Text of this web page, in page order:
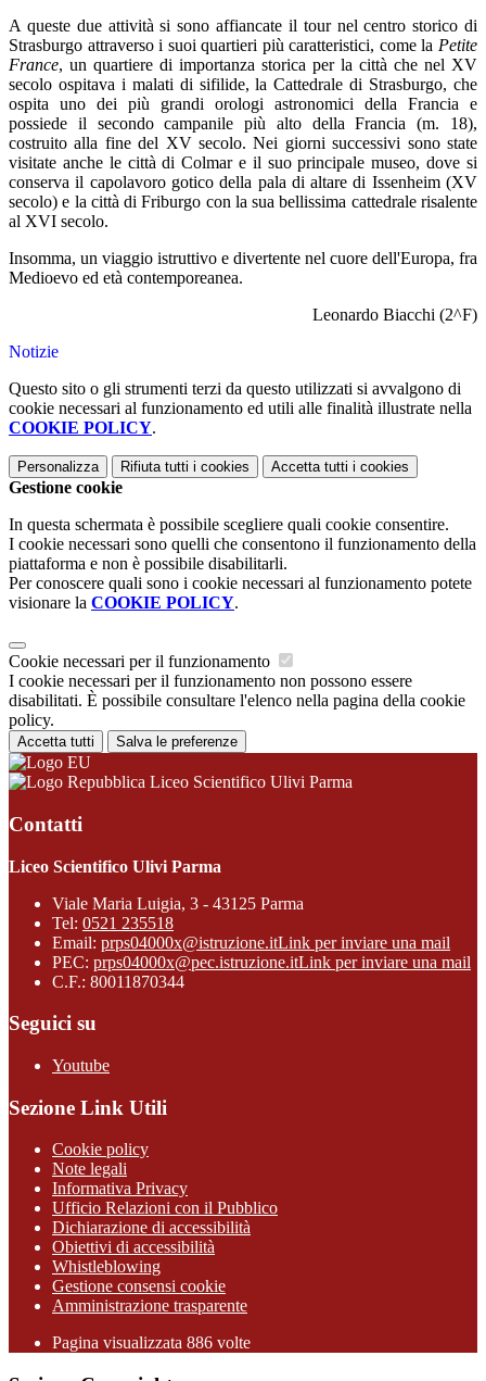
A queste due attività si sono affiancate il tour nel centro storico di
Strasburgo attraverso i suoi quartieri più caratteristici, come la Petite
France, un quartiere di importanza storica per la città che nel XV
secolo ospitava i malati di sifilide, la Cattedrale di Strasburgo, che
ospita uno dei più grandi orologi astronomici della Francia e
possiede il secondo campanile più alto della Francia (m. 18),
costruito alla fine del XV secolo. Nei giorni successivi sono state
visitate anche le città di Colmar e il suo principale museo, dove si
conserva il capolavoro gotico della pala di altare di Issenheim (XV
secolo) e la città di Friburgo con la sua bellissima cattedrale risalente
al XVI secolo.
Insomma, un viaggio istruttivo e divertente nel cuore dell'Europa, fra
Medioevo ed età contemporeanea.
Leonardo Biacchi (2^F)
Notizie
Questo sito o gli strumenti terzi da questo utilizzati si avvalgono di
cookie necessari al funzionamento ed utili alle finalità illustrate nella
COOKIE POLICY.
Personalizza Rifiuta tutti i cookies Accetta tutti i cookies
Gestione cookie
In questa schermata è possibile scegliere quali cookie consentire.
I cookie necessari sono quelli che consentono il funzionamento della
piattaforma e non è possibile disabilitarli.
Per conoscere quali sono i cookie necessari al funzionamento potete
visionare la COOKIE POLICY.
Cookie necessari per il funzionamento
I cookie necessari per il funzionamento non possono essere
disabilitati. È possibile consultare l'elenco nella pagina della cookie
policy.
Accetta tutti Salva le preferenze
Liceo Scientifico Ulivi Parma
Contatti
Liceo Scientifico Ulivi Parma
Viale Maria Luigia, 3 - 43125 Parma
Tel: 0521 235518
Email: prps04000x@istruzione.itLink per inviare una mail
PEC: prps04000x@pec.istruzione.itLink per inviare una mail
C.F.: 80011870344
Seguici su
Youtube
Sezione Link Utili
Cookie policy
Note legali
Informativa Privacy
Ufficio Relazioni con il Pubblico
Dichiarazione di accessibilità
Obiettivi di accessibilità
Whistleblowing
Gestione consensi cookie
Amministrazione trasparente
Pagina visualizzata 886 volte